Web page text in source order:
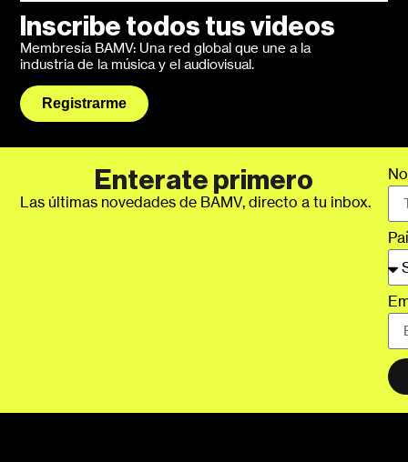
Inscribe todos tus videos
Membresía BAMV: Una red global que une a la
industria de la música y el audiovisual.
Registrarme
Enterate primero
Las últimas novedades de BAMV, directo a tu inbox.